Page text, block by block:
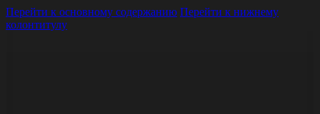
Перейти к основному содержанию Перейти к нижнему
колонтитулу